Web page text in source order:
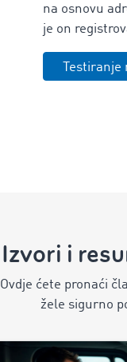
na osnovu
je on
Izvori i
Ovdje ćete pronaći
žele sigurno